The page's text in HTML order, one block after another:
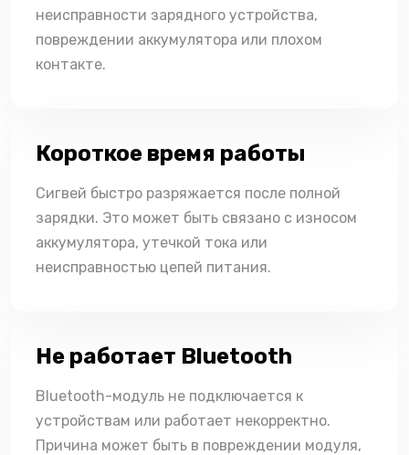
неисправности зарядного устройства,
повреждении аккумулятора или плохом
контакте.
Короткое время работы
Сигвей быстро разряжается после полной
зарядки. Это может быть связано с износом
аккумулятора, утечкой тока или
неисправностью цепей питания.
Не работает Bluetooth
Bluetooth-модуль не подключается к
устройствам или работает некорректно.
Причина может быть в повреждении модуля,